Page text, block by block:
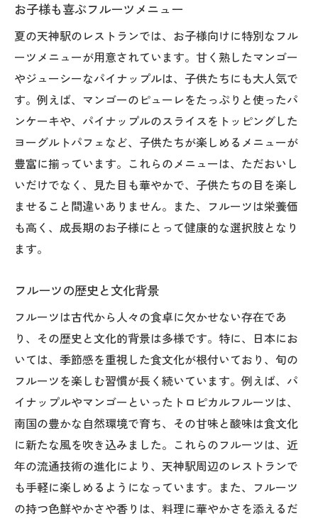
お子様も喜ぶフルーツメニュー
夏の天神駅のレストランでは、お子様向けに特別なフル
ーツメニューが用意されています。甘く熟したマンゴー
やジューシーなパイナップルは、子供たちにも大人気で
す。例えば、マンゴーのピューレをたっぷりと使ったパ
ンケーキや、パイナップルのスライスをトッピングした
ヨーグルトパフェなど、子供たちが楽しめるメニューが
豊富に揃っています。これらのメニューは、ただおいし
いだけでなく、見た目も華やかで、子供たちの目を楽し
ませること間違いありません。また、フルーツは栄養価
も高く、成長期のお子様にとって健康的な選択肢となり
ます。
フルーツの歴史と文化背景
フルーツは古代から人々の食卓に欠かせない存在であ
り、その歴史と文化的背景は多様です。特に、日本にお
いては、季節感を重視した食文化が根付いており、旬の
フルーツを楽しむ習慣が長く続いています。例えば、パ
イナップルやマンゴーといったトロピカルフルーツは、
南国の豊かな自然環境で育ち、その甘味と酸味は食文化
に新たな風を吹き込みました。これらのフルーツは、近
年の流通技術の進化により、天神駅周辺のレストランで
も手軽に楽しめるようになっています。また、フルーツ
の持つ色鮮やかさや香りは、料理に華やかさを添えるだ